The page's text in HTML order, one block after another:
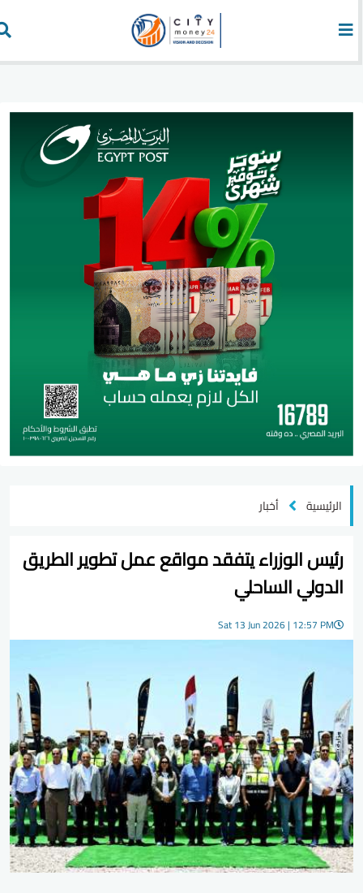
الرئيسية أخبار
رئيس الوزراء يتفقد مواقع عمل تطوير الطريق
الدولي الساحلي
Sat 13 Jun 2026 | 12:57 PM